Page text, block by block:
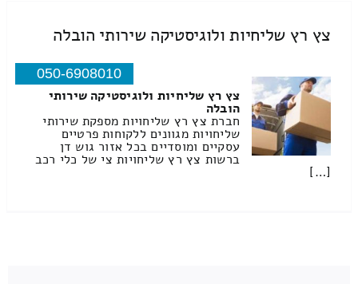
צץ רץ שליחיות ולוגיסטיקה שירותי הובלה
050-6908010
צץ רץ שליחיות ולוגיסטיקה שירותי
הובלה
חברת צץ רץ שליחויות מספקת שירותי
שליחויות מגוונים ללקוחות פרטיים
עסקיים ומוסדיים בכל אזור גוש דן
ברשות צץ רץ שליחויות צי של כלי רכב
[…]